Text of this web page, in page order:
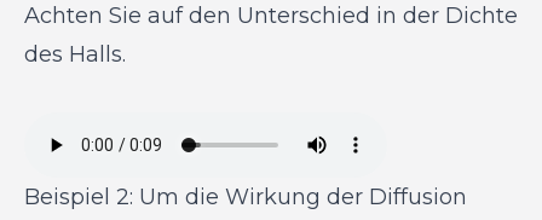
Achten Sie auf den Unterschied in der Dichte
des Halls.
Beispiel 2: Um die Wirkung der Diffusion